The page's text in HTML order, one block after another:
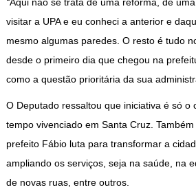
visitar a UPA e eu conheci a anterior e
mesmo algumas paredes. O resto é tudo
desde o primeiro dia que chegou na
como a questão prioritária da sua
O Deputado ressaltou que iniciativa é só o
tempo vivenciado em Santa Cruz.
prefeito Fábio luta para transformar a
ampliando os serviços, seja na saúde, na
de novas ruas, entre outros.